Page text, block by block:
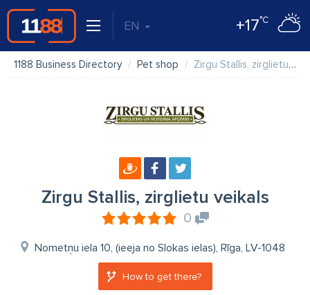
EN +17°C
1188 Business Directory Pet shop Zirgu Stallis, zirglietu veikals
Zirgu Stallis, zirglietu veikals
0
Nometņu iela 10, (ieeja no Slokas ielas), Rīga, LV-1048
How to get there?